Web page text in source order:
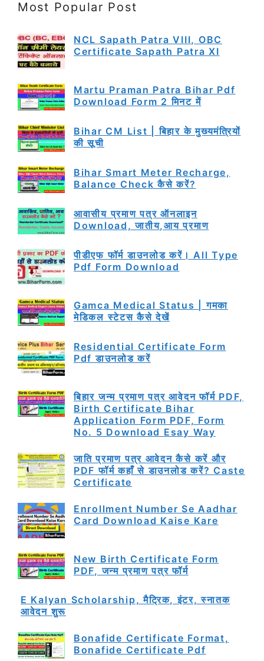
Most Popular Post
NCL Sapath Patra VIII, OBC
Certificate Sapath Patra XI
Martu Praman Patra Bihar Pdf
Download Form 2 मिनट में
Bihar CM List | बिहार के मुख्यमंत्रियों
की सूची
Bihar Smart Meter Recharge,
Balance Check कैसे करें?
आवासीय प्रमाण पत्र ऑनलाइन
Download, जातीय,आय प्रमाण
पीडीएफ फॉर्म डाउनलोड करें। All Type
Pdf Form Download
Gamca Medical Status | गमका
मेडिकल स्टेटस कैसे देखें
Residential Certificate Form
Pdf डाउनलोड करें
बिहार जन्म प्रमाण पत्र आवेदन फॉर्म PDF,
Birth Certificate Bihar
Application Form PDF, Form
No. 5 Download Esay Way
जाति प्रमाण पत्र आवेदन कैसे करें और
PDF फॉर्म कहाँ से डाउनलोड करें? Caste
Certificate
Enrollment Number Se Aadhar
Card Download Kaise Kare
New Birth Certificate Form
PDF, जन्म प्रमाण पत्र फॉर्म
E Kalyan Scholarship, मैट्रिक, इंटर, स्नातक
आवेदन शुरू
Bonafide Certificate Format,
Bonafide Certificate Pdf